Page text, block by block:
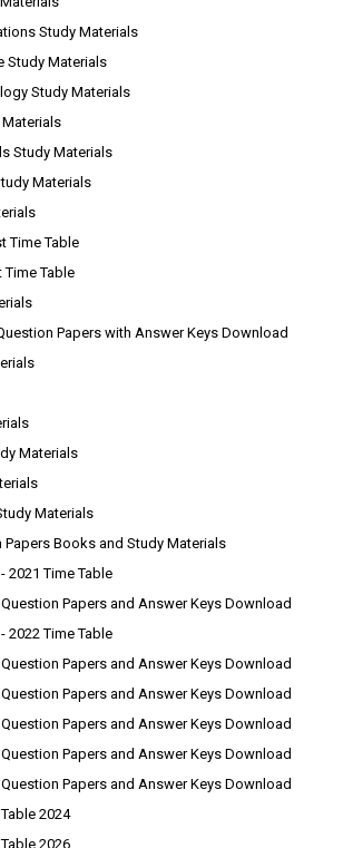
Study Materials
Study Materials
Study Materials
Study Materials
Materials
Time Table
Time Table
Papers with Answer Keys Download
Materials
Materials
Papers Books and Study Materials
2021 Time Table
Papers and Answer Keys Download
2022 Time Table
Papers and Answer Keys Download
Papers and Answer Keys Download
Papers and Answer Keys Download
Papers and Answer Keys Download
Papers and Answer Keys Download
2024
2026